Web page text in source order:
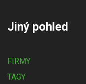
Jiný pohled
FIRMY
TAGY